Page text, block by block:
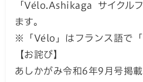
「Vélo.Ashikaga サイクル
ます。
※「Vélo」はフランス語で「
【お詫び】
あしかがみ令和6年9月号掲